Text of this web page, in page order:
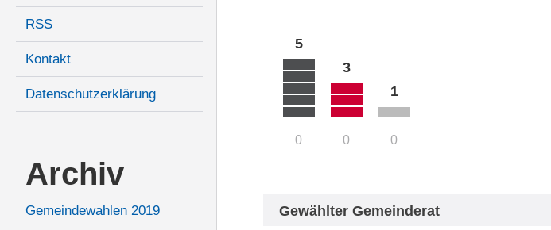
RSS
Kontakt
Datenschutzerklärung
Archiv
Gemeindewahlen 2019
5
0
3
0
1
0
Gewählter Gemeinderat